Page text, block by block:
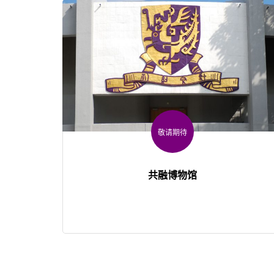
敬请期待
共融博物馆